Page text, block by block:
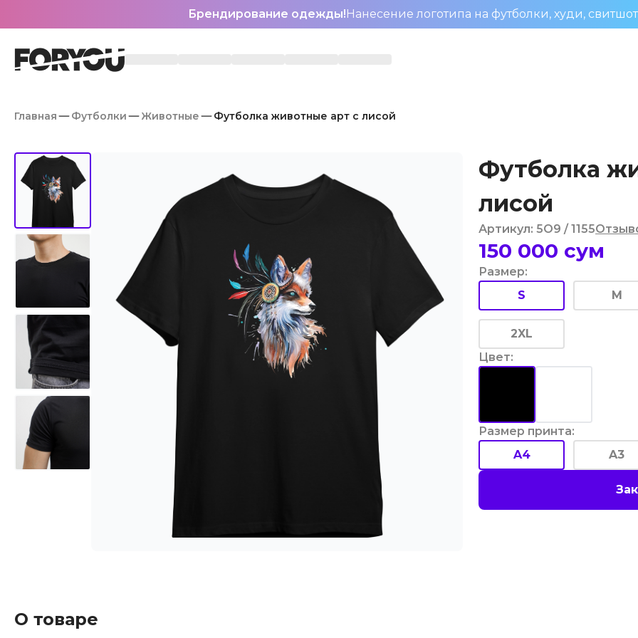
Брендирование одежды!Нанесение логотипа на футболки, худи,
Главная Футболки Животные Футболка животные арт с лисой
Футболка
лисой
Артикул: 5O9 / 1155
150 000 сум
Размер:
S
M
2XL
Цвет:
Размер принта:
A4
A3
О товаре